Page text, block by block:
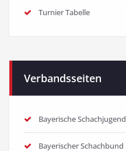
Turnier Tabelle
Verbandsseiten
Bayerische Schachjugend
Bayerischer Schachbund